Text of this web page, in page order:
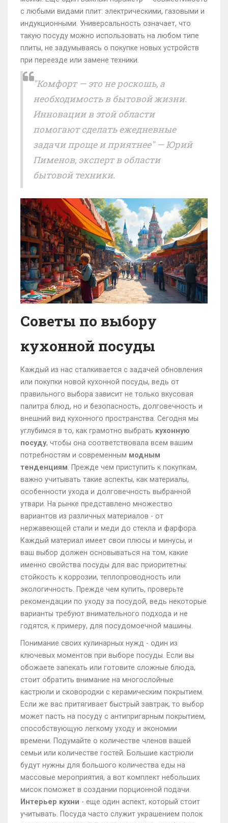
с любыми видами плит: электрическими, газовыми и
индукционными. Универсальность означает, что
такую посуду можно использовать на любом типе
плиты, не задумываясь о покупке новых устройств
при переезде или замене техники.
"Комфорт — это не роскошь, а
необходимость в бытовой жизни.
Инновации в этой области
помогают сделать ежедневные
задачи проще и приятнее" — Юрий
Пименов, эксперт в области
бытовой техники.
Советы по выбору
кухонной посуды
Каждый из нас сталкивается с задачей обновления
или покупки новой кухонной посуды, ведь от
правильного выбора зависит не только вкусовая
палитра блюд, но и безопасность, долговечность и
внешний вид кухонного пространства. Сегодня мы
углубимся в то, как грамотно выбрать кухонную
посуду, чтобы она соответствовала всем вашим
потребностям и современным модным
тенденциям . Прежде чем приступить к покупкам,
важно учитывать такие аспекты, как материалы,
особенности ухода и долговечность выбранной
утвари. На рынке представлено множество
вариантов из различных материалов - от
нержавеющей стали и меди до стекла и фарфора.
Каждый материал имеет свои плюсы и минусы, и
ваш выбор должен основываться на том, какие
именно свойства посуды для вас приоритетны:
стойкость к коррозии, теплопроводность или
экологичность. Прежде чем купить, проверьте
рекомендации по уходу за посудой, ведь некоторые
варианты требуют внимательного подхода и не
годятся, к примеру, для посудомоечной машины.
Понимание своих кулинарных нужд - один из
ключевых моментов при выборе посуды. Если вы
обожаете запекать или готовите сложные блюда,
стоит обратить внимание на многослойные
кастрюли и сковородки с керамическим покрытием.
Если же вас притягивает быстрый завтрак, то выбор
может пасть на посуду с антипригарным покрытием,
способствующую легкому уходу и экономии
времени. Подумайте о количестве членов вашей
семьи или количестве гостей. Большие кастрюли
будут нужны для большого количества еды на
массовые мероприятия, а вот комплект небольших
мисок поможет в создании порционной подачи.
Интерьер кухни - еще один аспект, который стоит
учитывать. Посуда часто служит украшением полок